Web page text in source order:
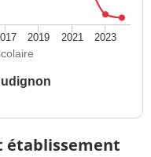
2019 2021 2023
établissement